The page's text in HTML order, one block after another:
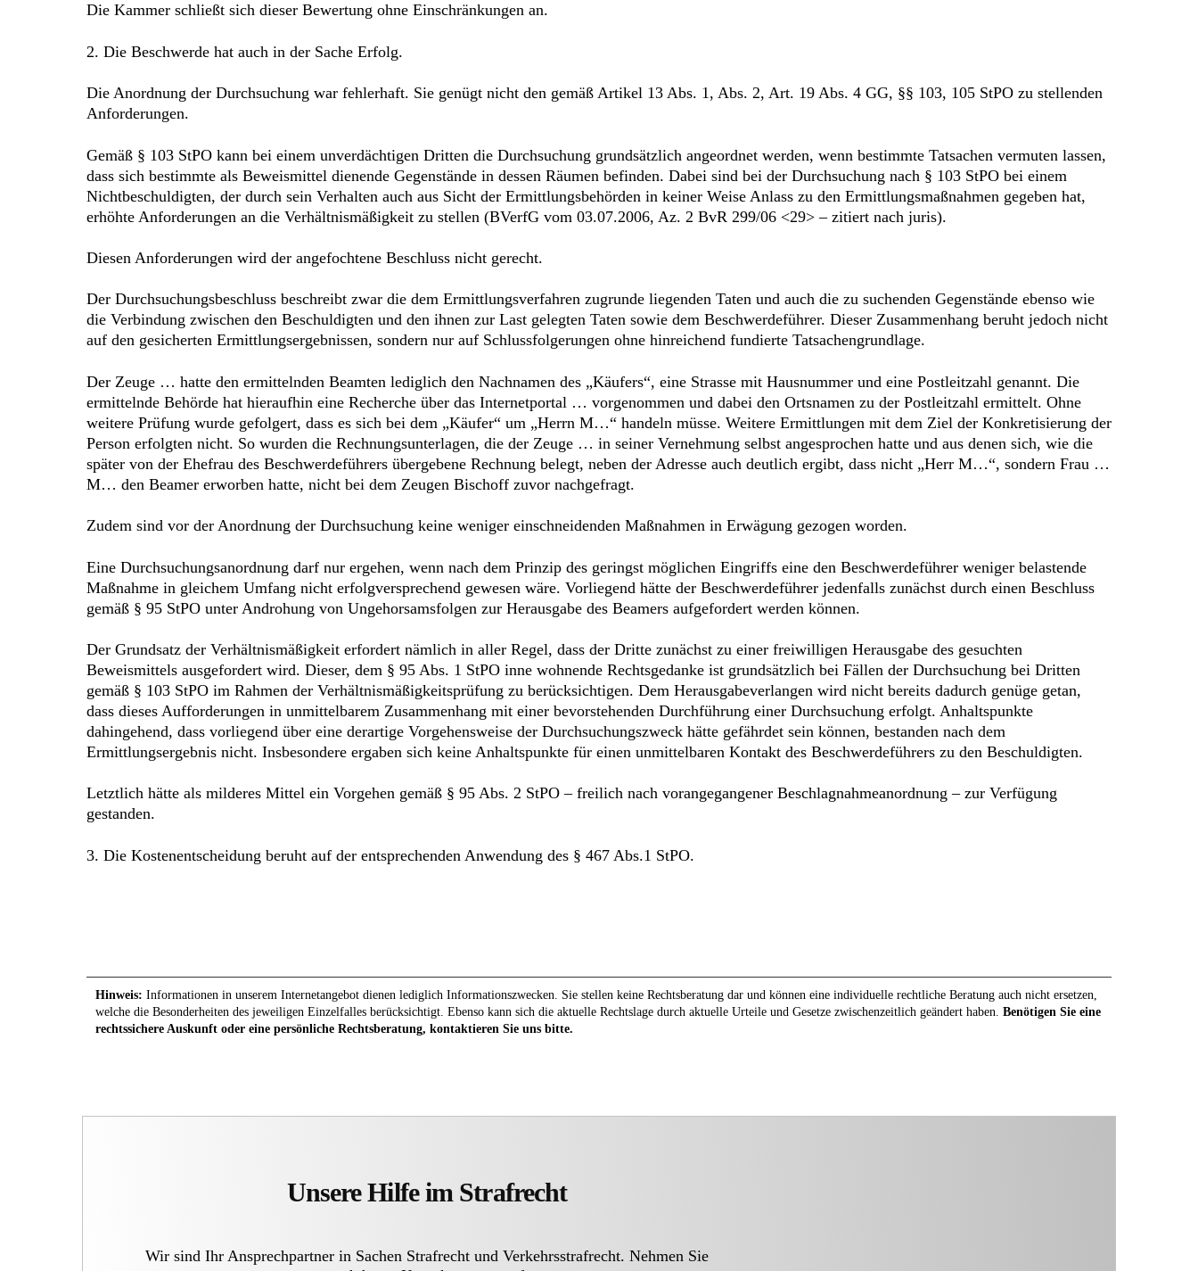
Die Kammer schließt sich dieser Bewertung ohne Einschränkungen an.
2. Die Beschwerde hat auch in der Sache Erfolg.
Die Anordnung der Durchsuchung war fehlerhaft. Sie genügt nicht den gemäß Artikel 13 Abs. 1, Abs. 2, Art. 19 Abs. 4 GG, §§ 103, 105 StPO zu stellenden
Anforderungen.
Gemäß § 103 StPO kann bei einem unverdächtigen Dritten die Durchsuchung grundsätzlich angeordnet werden, wenn bestimmte Tatsachen vermuten lassen,
dass sich bestimmte als Beweismittel dienende Gegenstände in dessen Räumen befinden. Dabei sind bei der Durchsuchung nach § 103 StPO bei einem
Nichtbeschuldigten, der durch sein Verhalten auch aus Sicht der Ermittlungsbehörden in keiner Weise Anlass zu den Ermittlungsmaßnahmen gegeben hat,
erhöhte Anforderungen an die Verhältnismäßigkeit zu stellen (BVerfG vom 03.07.2006, Az. 2 BvR 299/06 <29> – zitiert nach juris).
Diesen Anforderungen wird der angefochtene Beschluss nicht gerecht.
Der Durchsuchungsbeschluss beschreibt zwar die dem Ermittlungsverfahren zugrunde liegenden Taten und auch die zu suchenden Gegenstände ebenso wie
die Verbindung zwischen den Beschuldigten und den ihnen zur Last gelegten Taten sowie dem Beschwerdeführer. Dieser Zusammenhang beruht jedoch nicht
auf den gesicherten Ermittlungsergebnissen, sondern nur auf Schlussfolgerungen ohne hinreichend fundierte Tatsachengrundlage.
Der Zeuge … hatte den ermittelnden Beamten lediglich den Nachnamen des „Käufers“, eine Strasse mit Hausnummer und eine Postleitzahl genannt. Die
ermittelnde Behörde hat hieraufhin eine Recherche über das Internetportal … vorgenommen und dabei den Ortsnamen zu der Postleitzahl ermittelt. Ohne
weitere Prüfung wurde gefolgert, dass es sich bei dem „Käufer“ um „Herrn M…“ handeln müsse. Weitere Ermittlungen mit dem Ziel der Konkretisierung der
Person erfolgten nicht. So wurden die Rechnungsunterlagen, die der Zeuge … in seiner Vernehmung selbst angesprochen hatte und aus denen sich, wie die
später von der Ehefrau des Beschwerdeführers übergebene Rechnung belegt, neben der Adresse auch deutlich ergibt, dass nicht „Herr M…“, sondern Frau …
M… den Beamer erworben hatte, nicht bei dem Zeugen Bischoff zuvor nachgefragt.
Zudem sind vor der Anordnung der Durchsuchung keine weniger einschneidenden Maßnahmen in Erwägung gezogen worden.
Eine Durchsuchungsanordnung darf nur ergehen, wenn nach dem Prinzip des geringst möglichen Eingriffs eine den Beschwerdeführer weniger belastende
Maßnahme in gleichem Umfang nicht erfolgversprechend gewesen wäre. Vorliegend hätte der Beschwerdeführer jedenfalls zunächst durch einen Beschluss
gemäß § 95 StPO unter Androhung von Ungehorsamsfolgen zur Herausgabe des Beamers aufgefordert werden können.
Der Grundsatz der Verhältnismäßigkeit erfordert nämlich in aller Regel, dass der Dritte zunächst zu einer freiwilligen Herausgabe des gesuchten
Beweismittels ausgefordert wird. Dieser, dem § 95 Abs. 1 StPO inne wohnende Rechtsgedanke ist grundsätzlich bei Fällen der Durchsuchung bei Dritten
gemäß § 103 StPO im Rahmen der Verhältnismäßigkeitsprüfung zu berücksichtigen. Dem Herausgabeverlangen wird nicht bereits dadurch genüge getan,
dass dieses Aufforderungen in unmittelbarem Zusammenhang mit einer bevorstehenden Durchführung einer Durchsuchung erfolgt. Anhaltspunkte
dahingehend, dass vorliegend über eine derartige Vorgehensweise der Durchsuchungszweck hätte gefährdet sein können, bestanden nach dem
Ermittlungsergebnis nicht. Insbesondere ergaben sich keine Anhaltspunkte für einen unmittelbaren Kontakt des Beschwerdeführers zu den Beschuldigten.
Letztlich hätte als milderes Mittel ein Vorgehen gemäß § 95 Abs. 2 StPO – freilich nach vorangegangener Beschlagnahmeanordnung – zur Verfügung
gestanden.
3. Die Kostenentscheidung beruht auf der entsprechenden Anwendung des § 467 Abs.1 StPO.
Hinweis: Informationen in unserem Internetangebot dienen lediglich Informationszwecken. Sie stellen keine Rechtsberatung dar und können eine individuelle rechtliche Beratung auch nicht ersetzen,
welche die Besonderheiten des jeweiligen Einzelfalles berücksichtigt. Ebenso kann sich die aktuelle Rechtslage durch aktuelle Urteile und Gesetze zwischenzeitlich geändert haben. Benötigen Sie eine
rechtssichere Auskunft oder eine persönliche Rechtsberatung, kontaktieren Sie uns bitte.
Unsere Hilfe im Strafrecht
Wir sind Ihr Ansprechpartner in Sachen Strafrecht und Verkehrsstrafrecht. Nehmen Sie